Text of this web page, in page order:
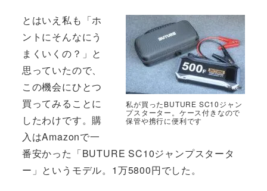
私が買ったBUTURE SC10ジャン
プスターター。ケース付きなので
保管や携行に便利です
とはいえ私も「ホ
ントにそんなにう
まくいくの？」と
思っていたので、
この機会にひとつ
買ってみることに
したわけです。購
入はAmazonで一
番安かった「BUTURE SC10ジャンプスタータ
ー」というモデル。1万5800円でした。